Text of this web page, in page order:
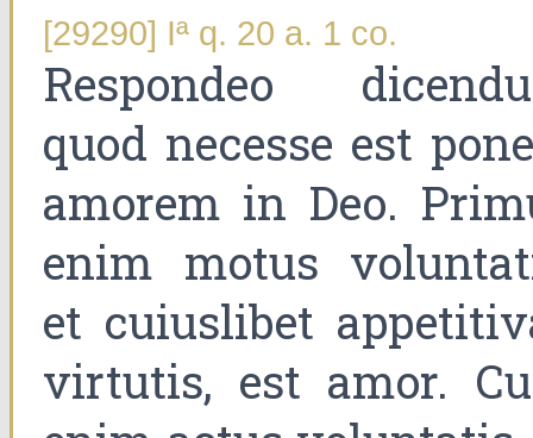
[29290] Iª q. 20 a. 1 co.
Respondeo
quod necesse est
amorem in Deo.
enim motus
et cuiuslibet
virtutis, est amor.